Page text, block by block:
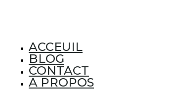
ACCEUIL
BLOG
CONTACT
A PROPOS